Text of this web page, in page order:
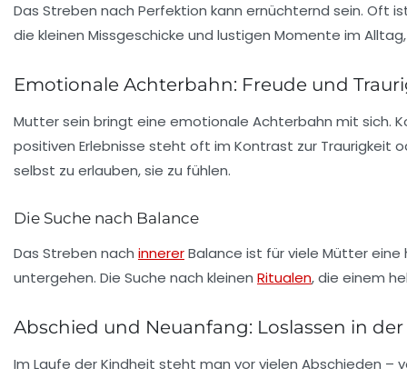
Das Streben nach Perfektion kann ernüchternd sein. Oft
die kleinen Missgeschicke und lustigen Momente im
Emotionale Achterbahn: Freude und
Mutter sein bringt eine emotionale Achterbahn mit sich.
positiven Erlebnisse steht oft im Kontrast zur Traurigkeit
selbst zu erlauben, sie zu fühlen.
Die Suche nach Balance
Das Streben nach innererBalance ist für viele Mütter
untergehen. Die Suche nach kleinen Ritualen, die einem
Abschied und Neuanfang: Loslassen in
Im Laufe der Kindheit steht man vor vielen Abschieden